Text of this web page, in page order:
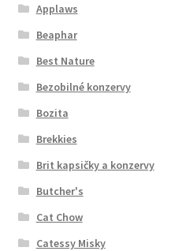
Applaws
Beaphar
Best Nature
Bezobilné konzervy
Bozita
Brekkies
Brit kapsičky a konzervy
Butcher's
Cat Chow
Catessy Misky